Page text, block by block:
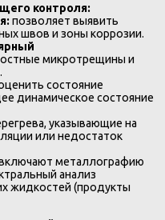
контроля:
позволяет выявить
швов и зоны коррозии.
микротрещины и
состояние
динамическое состояние
указывающие на
или недостаток
металлографию
анализ
жидкостей (продукты